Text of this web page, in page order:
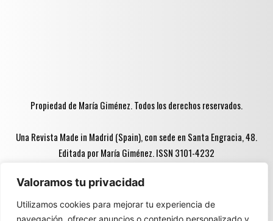
Valoramos tu privacidad
Utilizamos cookies para mejorar tu experiencia de
navegación, ofrecer anuncios o contenido personalizado y
Propiedad de María Giménez. Todos los derechos reservados.
Una Revista Made in Madrid (Spain), con sede en Santa Engracia, 48.
Editada por María Giménez. ISSN 3101-4232
Advertencia ♦♦: